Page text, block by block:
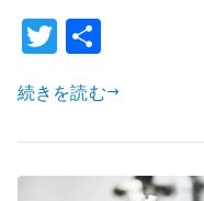
の
方
–
好
嫌
T
w
it
te
r
続きを読む